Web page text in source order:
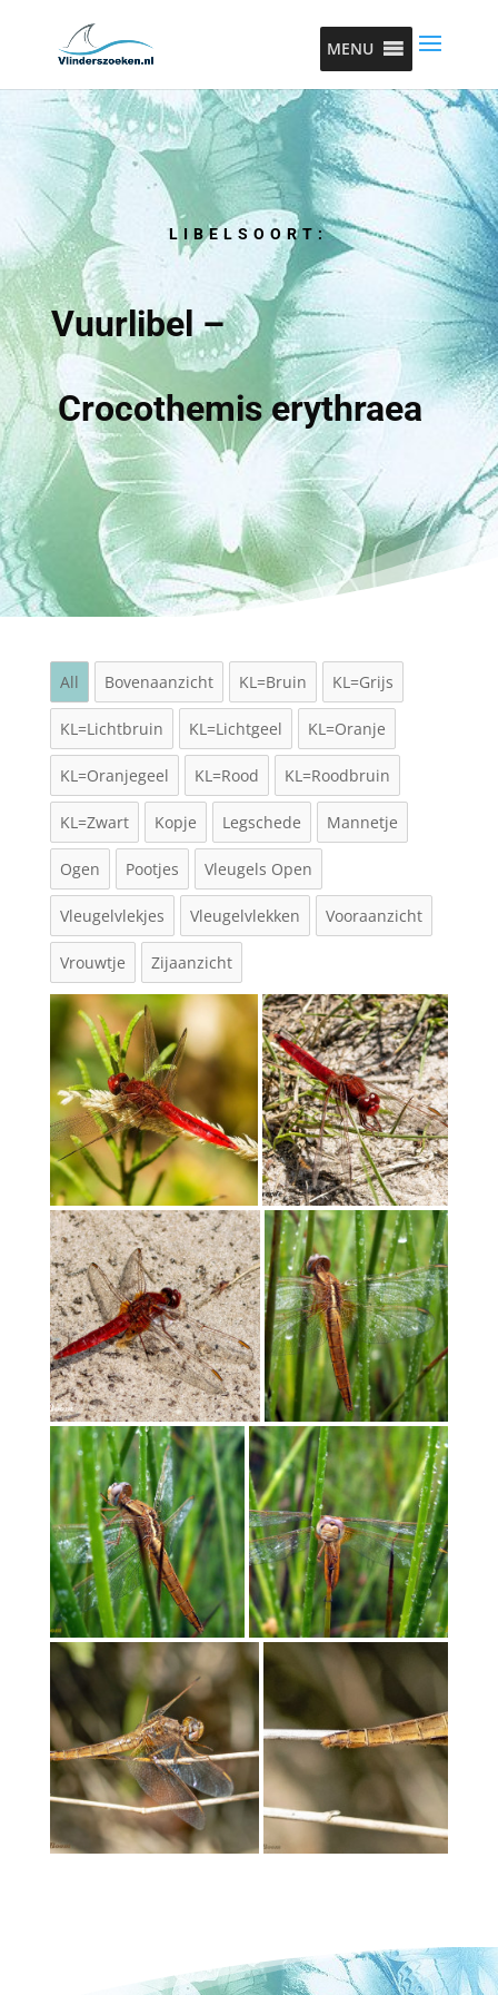
MENU
LIBELSOORT:
Vuurlibel –
Crocothemis erythraea
All Bovenaanzicht KL=Bruin KL=Grijs
KL=Lichtbruin KL=Lichtgeel KL=Oranje
KL=Oranjegeel KL=Rood KL=Roodbruin
KL=Zwart Kopje Legschede Mannetje
Ogen Pootjes Vleugels Open
Vleugelvlekjes Vleugelvlekken Vooraanzicht
Vrouwtje Zijaanzicht